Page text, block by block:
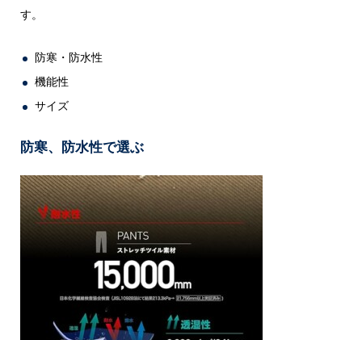
す。
防寒・防水性
機能性
サイズ
防寒、防水性で選ぶ